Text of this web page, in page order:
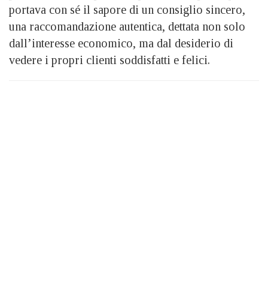
portava con sé il sapore di un consiglio sincero,
una raccomandazione autentica, dettata non solo
dall’interesse economico, ma dal desiderio di
vedere i propri clienti soddisfatti e felici.